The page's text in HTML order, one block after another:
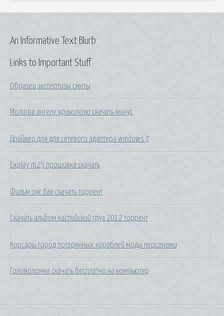
Links to Important Stuff
Образец экспертизы сметы
Молитва ангелу хранителю скачать минус
Драйвер для для сетевого адаптера windows 7
Explay m25 прошивка скачать
Фильм онг бак скачать торрент
Скачать альбом каспийский груз 2012 торрент
Корсары город потерянных кораблей моды персонажи
Головоломка скачать бесплатно на компьютер
An Informative Text Blurb